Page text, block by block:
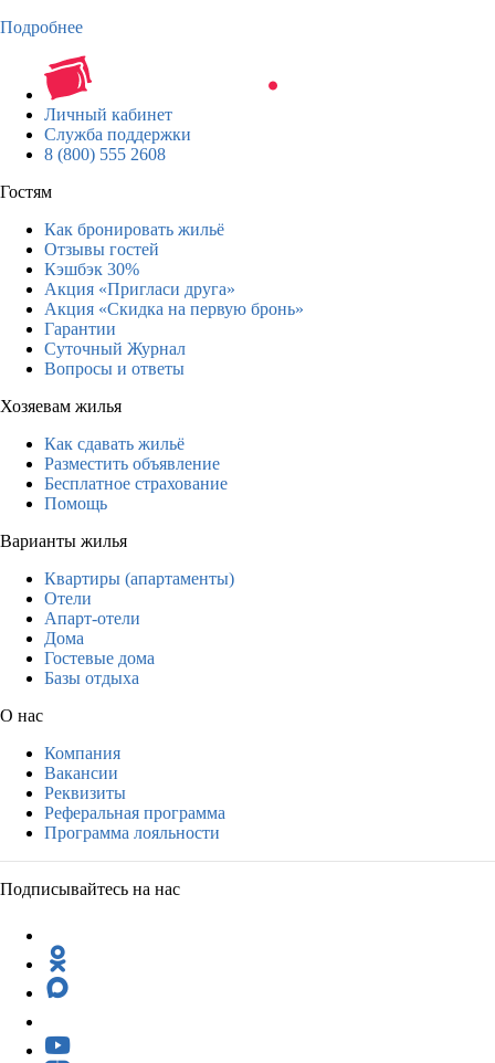
Подробнее
Личный кабинет
Служба поддержки
8 (800) 555 2608
Гостям
Как бронировать жильё
Отзывы гостей
Кэшбэк 30%
Акция «Пригласи друга»
Акция «Скидка на первую бронь»
Гарантии
Суточный Журнал
Вопросы и ответы
Хозяевам жилья
Как сдавать жильё
Разместить объявление
Бесплатное страхование
Помощь
Варианты жилья
Квартиры (апартаменты)
Отели
Апарт-отели
Дома
Гостевые дома
Базы отдыха
О нас
Компания
Вакансии
Реквизиты
Реферальная программа
Программа лояльности
Подписывайтесь на нас